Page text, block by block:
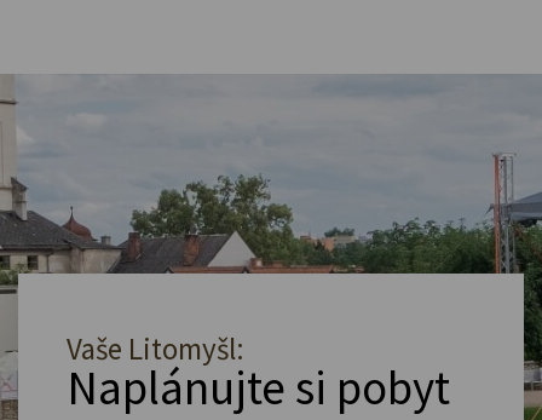
Vaše Litomyšl:
Naplánujte si pobyt